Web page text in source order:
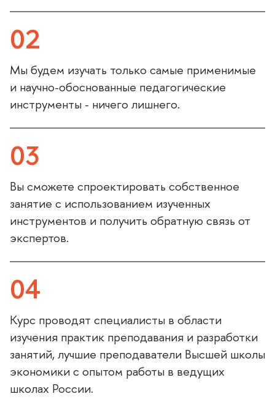
02
Мы будем изучать только самые применимые
и научно-обоснованные педагогические
инструменты - ничего лишнего.
03
ы сможете спроектировать собственное
занятие с использованием изученных
инструментов и получить обратную связь от
экспертов.
04
Курс проводят специалисты в области
изучения практик преподавания и разработки
занятий, лучшие преподаватели Высшей школы
экономики с опытом работы в ведущих
школах России.